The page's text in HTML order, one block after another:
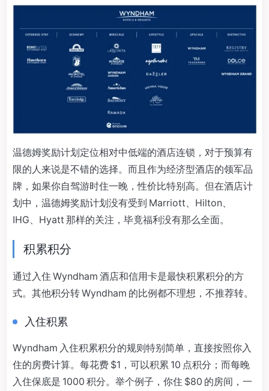
温德姆奖励计划定位相对中低端的酒店连锁，对于预算有
限的人来说是不错的选择。而且作为经济型酒店的领军品
牌，如果你自驾游时住一晚，性价比特别高。但在酒店计
划中，温德姆奖励计划没有受到 Marriott、Hilton、
IHG、Hyatt 那样的关注，毕竟福利没有那么全面。
积累积分
通过入住 Wyndham 酒店和信用卡是最快积累积分的方
式。其他积分转 Wyndham 的比例都不理想，不推荐转。
入住积累
Wyndham 入住积累积分的规则特别简单，直接按照你入
住的房费计算。每花费 $1，可以积累 10 点积分；而每晚
入住保底是 1000 积分。举个例子，你住 $80 的房间，一